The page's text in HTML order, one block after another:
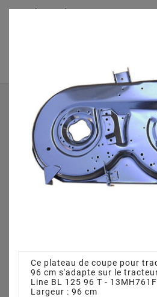
Plateaudecoupe.com :
Accueil
Plateau
Plateau de coupe 96 cm
125 96 T -
Ce plateau de coupe pour
96 cm s'adapte sur le
Line BL 125 96 T -
Largeur : 96 cm